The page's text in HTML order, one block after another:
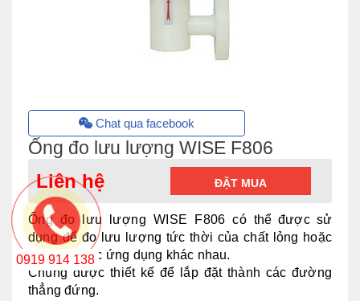
Chat qua facebook
Ống đo lưu lượng WISE F806
Liên hệ ĐẶT MUA
Ống đo lưu lượng WISE F806 có thể được sử
dụng để đo lưu lượng tức thời của chất lỏng hoặc
khí trong các ứng dụng khác nhau.
Chúng được thiết kế để lắp đặt thành các đường
thẳng đứng.
0919 914 138